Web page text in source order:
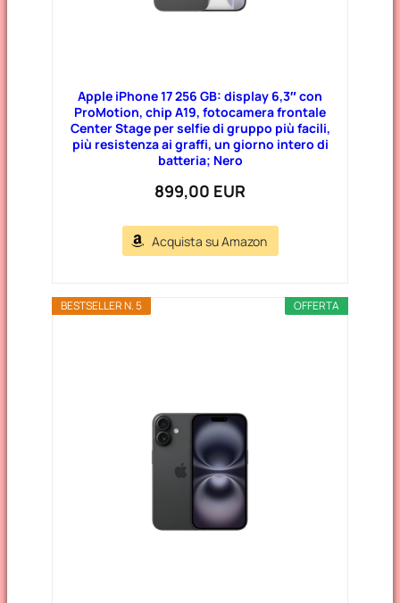
Apple iPhone 17 256 GB: display 6,3″ con
ProMotion, chip A19, fotocamera frontale
Center Stage per selfie di gruppo più facili,
più resistenza ai graffi, un giorno intero di
batteria; Nero
899,00 EUR
Acquista su Amazon
OFFERTA
BESTSELLER N. 5